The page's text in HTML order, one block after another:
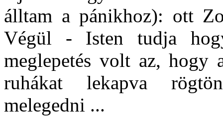
álltam a pánikhoz): ott
Végül - Isten tudja
meglepetés volt az, hogy
ruhákat lekapva
melegedni ...